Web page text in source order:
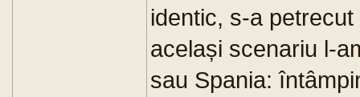
identic, s-a
același scenariu l-
sau Spania: